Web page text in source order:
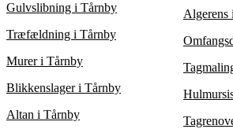
Gulvslibning i Tårnby
Træfældning i Tårnby
Murer i Tårnby
Blikkenslager i Tårnby
Altan i Tårnby
Algerens